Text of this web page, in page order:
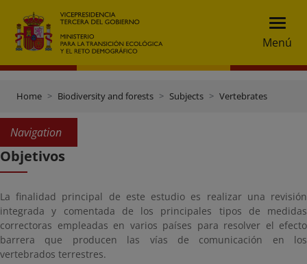
Menú
Home Biodiversity and forests Subjects Vertebrates
Navigation
Objetivos
La finalidad principal de este estudio es realizar una revisión
integrada y comentada de los principales tipos de medidas
correctoras empleadas en varios países para resolver el efecto
barrera que producen las vías de comunicación en los
vertebrados terrestres.